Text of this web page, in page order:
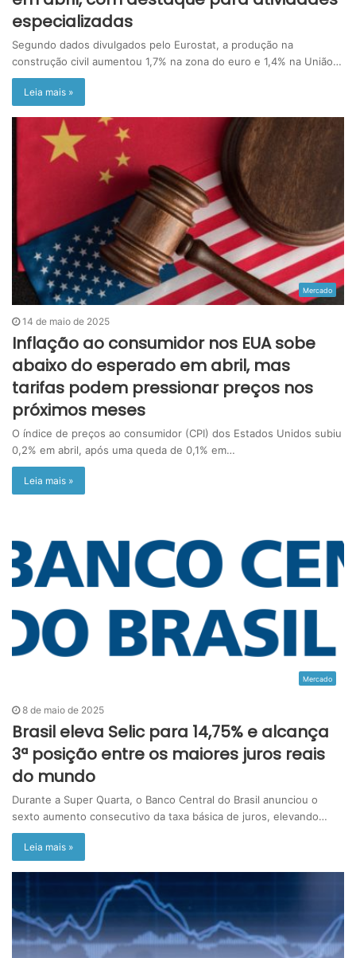
especializadas
Segundo dados divulgados pelo Eurostat, a produção na
construção civil aumentou 1,7% na zona do euro e 1,4% na União…
Leia mais »
Mercado
14 de maio de 2025
Inflação ao consumidor nos EUA sobe
abaixo do esperado em abril, mas
tarifas podem pressionar preços nos
próximos meses
O índice de preços ao consumidor (CPI) dos Estados Unidos subiu
0,2% em abril, após uma queda de 0,1% em…
Leia mais »
Mercado
8 de maio de 2025
Brasil eleva Selic para 14,75% e alcança
3ª posição entre os maiores juros reais
do mundo
Durante a Super Quarta, o Banco Central do Brasil anunciou o
sexto aumento consecutivo da taxa básica de juros, elevando…
Leia mais »